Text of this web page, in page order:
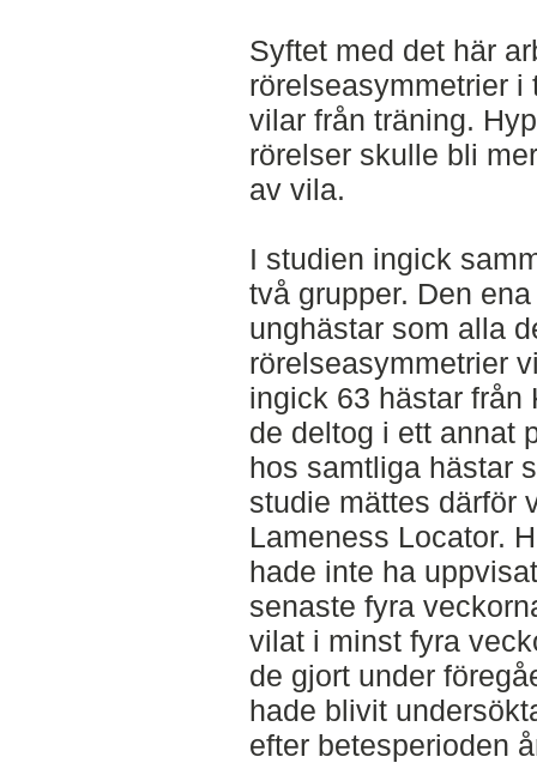
Syftet med det här
rörelseasymmetrier i
vilar från träning.
rörelser skulle bli
av vila.
I studien ingick
två grupper. Den
unghästar som alla
rörelseasymmetrier
ingick 63 hästar från
de deltog i ett annat
hos samtliga hästar
studie mättes därför
Lameness Locator.
hade inte ha
senaste fyra
vilat i minst fyra
de gjort under
hade blivit
efter betesperioden